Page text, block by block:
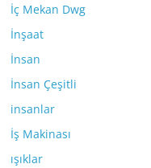
İç Mekan Dwg
İnşaat
İnsan
İnsan Çeşitli
insanlar
İş Makinası
ışıklar